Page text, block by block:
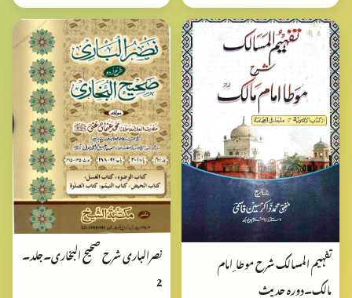
تفہیم المسالک شرح موطا ٕ امام
مالک۔دورہ حدیث
نصرالباری شرح صحیح البخاری۔جلد۔
2